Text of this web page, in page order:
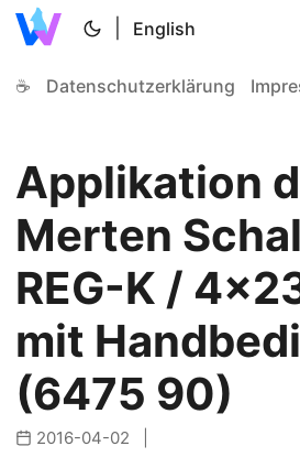
English
☕ Datenschutzerklärung
Applikation
Merten
REG-K /
mit
(6475 90)
2016-04-02